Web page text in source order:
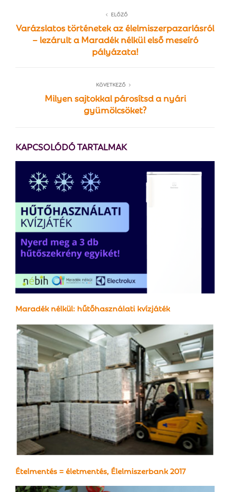
ELŐZŐ
Varázslatos történetek az élelmiszerpazarlásról
– lezárult a Maradék nélkül első meseíró
pályázata!
KÖVETKEZŐ
Milyen sajtokkal párosítsd a nyári
gyümölcsöket?
KAPCSOLÓDÓ TARTALMAK
Maradék nélkül: hűtőhasználati kvízjáték
Ételmentés = életmentés, Élelmiszerbank 2017